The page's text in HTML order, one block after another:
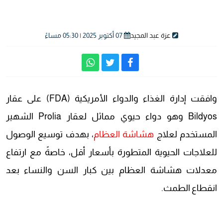
عزة عبد المجيد
وافقت إدارة الغذاء والدواء الأمريكية (FDA) على عقار
Bildyos وهو دواء حيوي مماثل لعقار Prolia الشهير
المستخدم لعلاج هشاشة العظام، بهدف توسيع الوصول
للعلاجات الحيوية المتطورة بأسعار أقل، خاصةً مع ارتفاع
معدلات هشاشة العظام بين كبار السن والنساء بعد
انقطاع الطمث.